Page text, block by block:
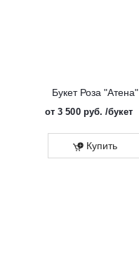
Букет Роза "Атена"
от3 500 руб. /букет
Купить